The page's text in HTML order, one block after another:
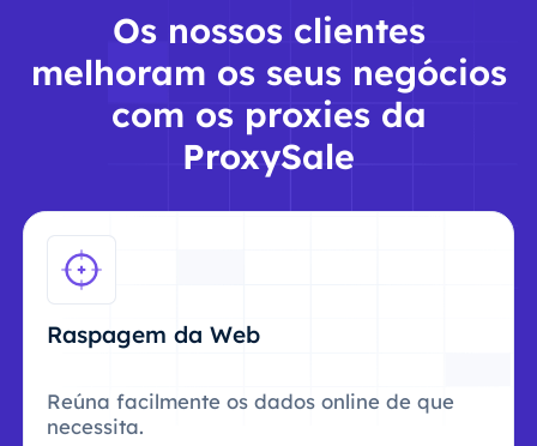
Os nossos clientes
melhoram os seus negócios
com os proxies da
ProxySale
Raspagem da Web
Reúna facilmente os dados online de que
necessita.